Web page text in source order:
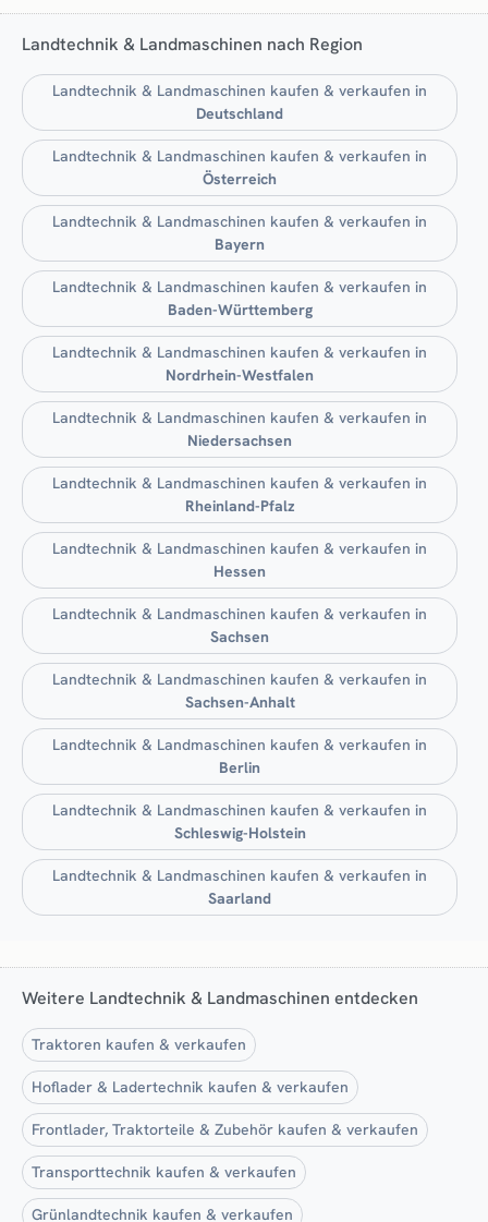
Landtechnik & Landmaschinen nach Region
Landtechnik & Landmaschinen kaufen & verkaufen in
Deutschland
Landtechnik & Landmaschinen kaufen & verkaufen in
Österreich
Landtechnik & Landmaschinen kaufen & verkaufen in
Bayern
Landtechnik & Landmaschinen kaufen & verkaufen in
Baden-Württemberg
Landtechnik & Landmaschinen kaufen & verkaufen in
Nordrhein-Westfalen
Landtechnik & Landmaschinen kaufen & verkaufen in
Niedersachsen
Landtechnik & Landmaschinen kaufen & verkaufen in
Rheinland-Pfalz
Landtechnik & Landmaschinen kaufen & verkaufen in
Hessen
Landtechnik & Landmaschinen kaufen & verkaufen in
Sachsen
Landtechnik & Landmaschinen kaufen & verkaufen in
Sachsen-Anhalt
Landtechnik & Landmaschinen kaufen & verkaufen in
Berlin
Landtechnik & Landmaschinen kaufen & verkaufen in
Schleswig-Holstein
Landtechnik & Landmaschinen kaufen & verkaufen in
Saarland
Weitere Landtechnik & Landmaschinen entdecken
Traktoren kaufen & verkaufen
Hoflader & Ladertechnik kaufen & verkaufen
Frontlader, Traktorteile & Zubehör kaufen & verkaufen
Transporttechnik kaufen & verkaufen
Grünlandtechnik kaufen & verkaufen